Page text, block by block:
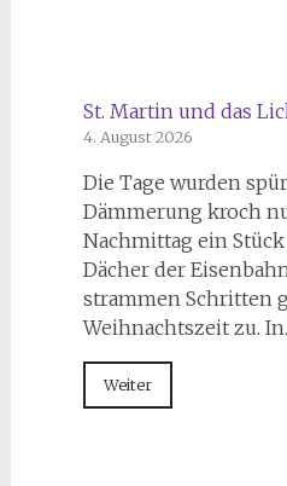
St. Martin und das
4. August 2026
Die Tage wurden
Dämmerung kroch
Nachmittag ein
Dächer der
strammen Schritten
Weihnachtszeit zu.
Weiter